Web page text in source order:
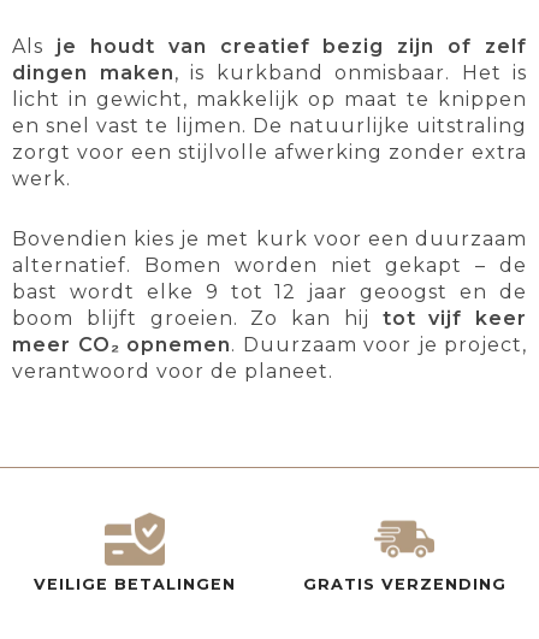
Als je houdt van creatief bezig zijn of zelf
dingen maken, is kurkband onmisbaar. Het is
licht in gewicht, makkelijk op maat te knippen
en snel vast te lijmen. De natuurlijke uitstraling
zorgt voor een stijlvolle afwerking zonder extra
werk.
Bovendien kies je met kurk voor een duurzaam
alternatief. Bomen worden niet gekapt – de
bast wordt elke 9 tot 12 jaar geoogst en de
boom blijft groeien. Zo kan hij tot vijf keer
meer CO₂ opnemen. Duurzaam voor je project,
verantwoord voor de planeet.
VEILIGE BETALINGEN GRATIS VERZENDING